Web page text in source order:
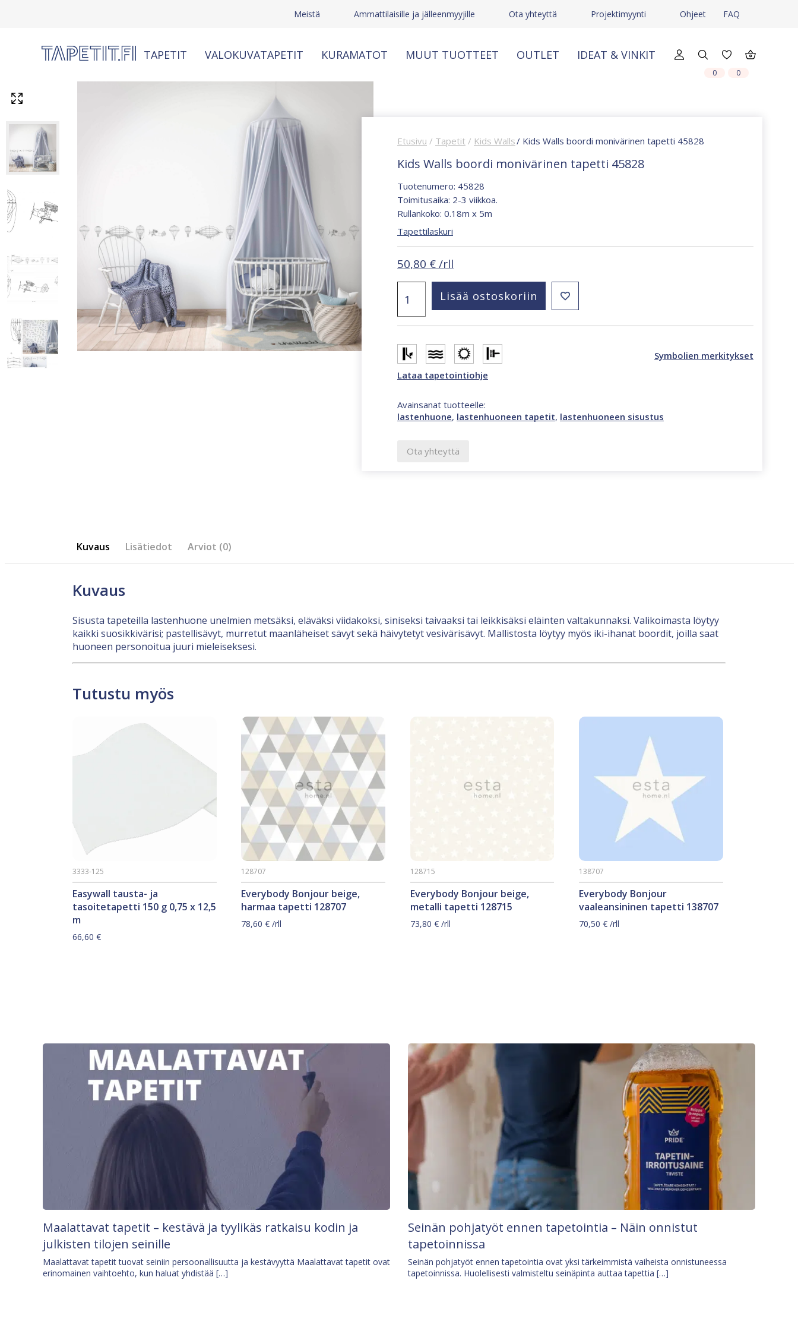
Meistä Ammattilaisille ja jälleenmyyjille Ota yhteyttä Projektimyynti Ohjeet FAQ
TAPETIT VALOKUVATAPETIT KURAMATOT MUUT TUOTTEET OUTLET IDEAT & VINKIT
0 0
Etusivu / Tapetit / Kids Walls/ Kids Walls boordi monivärinen tapetti 45828
Kids Walls boordi monivärinen tapetti 45828
Tuotenumero: 45828
Toimitusaika: 2-3 viikkoa.
Rullankoko: 0.18m x 5m
Tapettilaskuri
50,80 € /rll
Walls
monivärinen
45828
määrä
Lisää ostoskoriin
Symbolien merkitykset
Lataa tapetointiohje
Avainsanat tuotteelle:
lastenhuone, lastenhuoneen tapetit, lastenhuoneen sisustus
Ota yhteyttä
Kuvaus Lisätiedot Arviot (0)
Kuvaus
Sisusta tapeteilla lastenhuone unelmien metsäksi, eläväksi viidakoksi, siniseksi taivaaksi tai leikkisäksi eläinten valtakunnaksi. Valikoimasta löytyy
kaikki suosikkivärisi; pastellisävyt, murretut maanläheiset sävyt sekä häivytetyt vesivärisävyt. Mallistosta löytyy myös iki-ihanat boordit, joilla saat
huoneen personoitua juuri mieleiseksesi.
Tutustu myös
Easywall tausta- ja
tasoitetapetti 150 g 0,75 x 12,5
m
3333-125
66,60 €
Everybody Bonjour beige,
harmaa tapetti 128707
128707
78,60€ /rll
Everybody Bonjour beige,
metalli tapetti 128715
128715
73,80 €/rll
Everybody Bonjour
vaaleansininen tapetti 138707
138707
70,50€ /rll
Maalattavat tapetit – kestävä ja tyylikäs ratkaisu kodin ja
julkisten tilojen seinille
Maalattavat tapetit tuovat seiniin persoonallisuutta ja kestävyyttä Maalattavat tapetit ovat
erinomainen vaihtoehto, kun haluat yhdistää […]
Seinän pohjatyöt ennen tapetointia – Näin onnistut
tapetoinnissa
Seinän pohjatyöt ennen tapetointia ovat yksi tärkeimmistä vaiheista onnistuneessa
tapetoinnissa. Huolellisesti valmisteltu seinäpinta auttaa tapettia […]